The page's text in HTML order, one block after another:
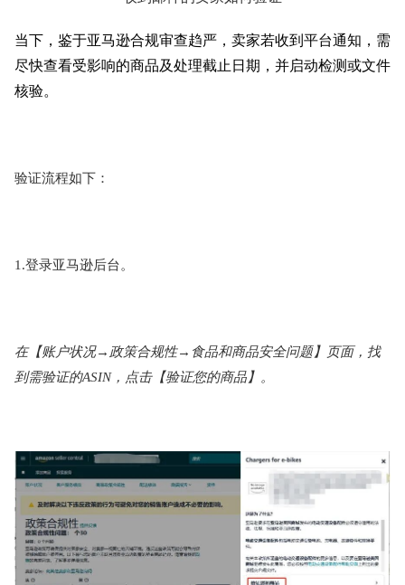
当下，鉴于亚马逊合规审查趋严，卖家若收到平台通知，需
尽快查看受影响的商品及处理截止日期，并启动检测或文件
核验。
验证流程如下：
1.登录亚马逊后台。
在【账户状况→政策合规性→食品和商品安全问题】页面，找
到需验证的ASIN，点击【验证您的商品】。